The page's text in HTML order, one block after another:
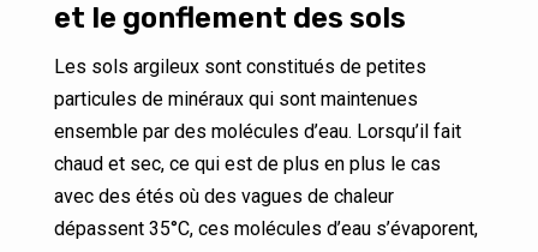
et le gonflement des sols
Les sols argileux sont constitués de petites
particules de minéraux qui sont maintenues
ensemble par des molécules d’eau. Lorsqu’il fait
chaud et sec, ce qui est de plus en plus le cas
avec des étés où des vagues de chaleur
dépassent 35°C, ces molécules d’eau s’évaporent,